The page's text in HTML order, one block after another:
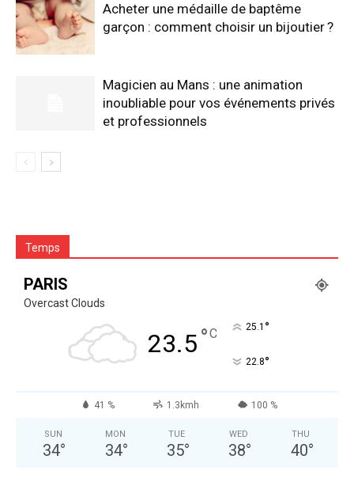
Acheter une médaille de baptême
garçon : comment choisir un bijoutier ?
Magicien au Mans : une animation
inoubliable pour vos événements privés
et professionnels
Temps
PARIS
Overcast Clouds
23.5°C 25.1 °
22.8°
41 % 1.3kmh 100 %
SUN
34°
MON
34°
TUE
35°
WED
38°
THU
40°